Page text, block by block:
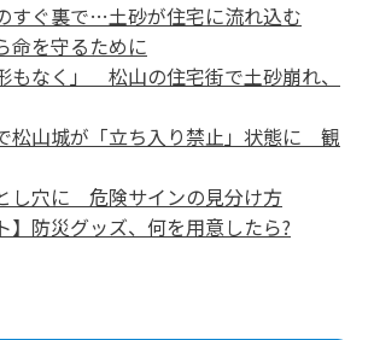
すぐ裏で…土砂が住宅に流れ込む
命を守るために
もなく」 松山の住宅街で土砂崩れ、
松山城が「立ち入り禁止」状態に 観
し穴に 危険サインの見分け方
】防災グッズ、何を用意したら?